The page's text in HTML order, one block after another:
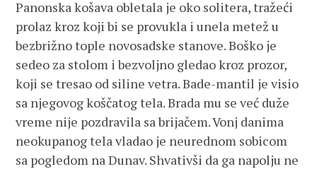
Panonska košava obletala je oko solitera, tražeći
prolaz kroz koji bi se provukla i unela metež u
bezbrižno tople novosadske stanove. Boško je
sedeo za stolom i bezvoljno gledao kroz prozor,
koji se tresao od siline vetra. Bade-mantil je visio
sa njegovog koščatog tela. Brada mu se već duže
vreme nije pozdravila sa brijačem. Vonj danima
neokupanog tela vladao je neurednom sobicom
sa pogledom na Dunav. Shvativši da ga napolju ne